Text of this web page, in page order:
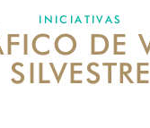
SOBRE NOSOTROS
OPORTUNIDADES
INICIATIVAS
DE
SILVESTRE